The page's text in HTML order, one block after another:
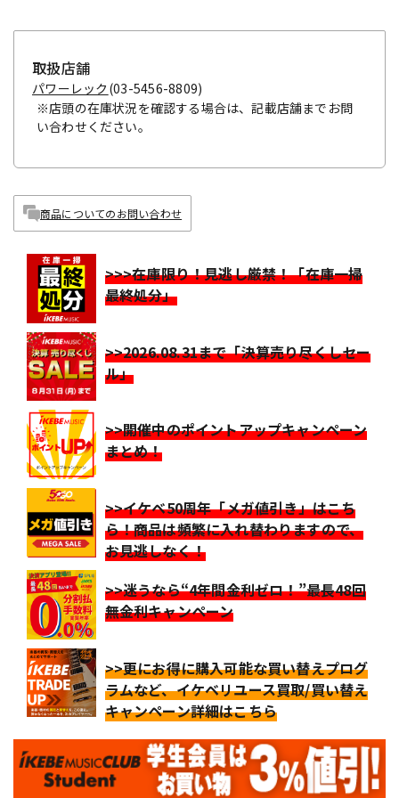
取扱店舗
パワーレック (03-5456-8809)
※店頭の在庫状況を確認する場合は、記載店舗までお問
い合わせください。
商品についてのお問い合わせ
>>>在庫限り！見逃し厳禁！「在庫一掃
最終処分」
>>2026.08.31まで「決算売り尽くしセー
ル」
>>開催中のポイントアップキャンペーン
まとめ！
>>イケベ50周年「メガ値引き」はこち
ら！商品は頻繁に入れ替わりますので、
お見逃しなく！
>>迷うなら“4年間金利ゼロ！”最長48回
無金利キャンペーン
>>更にお得に購入可能な買い替えプログ
ラムなど、イケベリユース買取/買い替え
キャンペーン詳細はこちら